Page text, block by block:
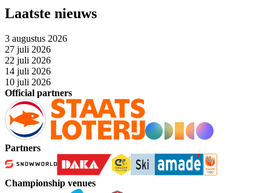
Laatste nieuws
3 augustus 2026
27 juli 2026
22 juli 2026
14 juli 2026
10 juli 2026
Official partners
Partners
Championship venues